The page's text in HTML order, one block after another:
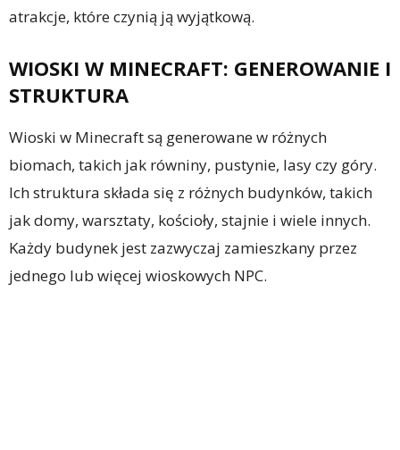
atrakcje, które czynią ją wyjątkową.
WIOSKI W MINECRAFT: GENEROWANIE I
STRUKTURA
Wioski w Minecraft są generowane w różnych
biomach, takich jak równiny, pustynie, lasy czy góry.
Ich struktura składa się z różnych budynków, takich
jak domy, warsztaty, kościoły, stajnie i wiele innych.
Każdy budynek jest zazwyczaj zamieszkany przez
jednego lub więcej wioskowych NPC.